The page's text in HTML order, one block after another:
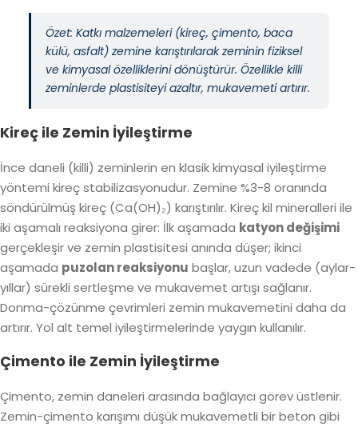
Özet: Katkı malzemeleri (kireç, çimento, baca
külü, asfalt) zemine karıştırılarak zeminin fiziksel
ve kimyasal özelliklerini dönüştürür. Özellikle killi
zeminlerde plastisiteyi azaltır, mukavemeti artırır.
Kireç ile Zemin İyileştirme
İnce daneli (killi) zeminlerin en klasik kimyasal iyileştirme
yöntemi kireç stabilizasyonudur. Zemine %3-8 oranında
söndürülmüş kireç (Ca(OH)₂) karıştırılır. Kireç kil mineralleri ile
iki aşamalı reaksiyona girer: İlk aşamada katyon değişimi
gerçekleşir ve zemin plastisitesi anında düşer; ikinci
aşamada puzolan reaksiyonu başlar, uzun vadede (aylar-
yıllar) sürekli sertleşme ve mukavemet artışı sağlanır.
Donma-çözünme çevrimleri zemin mukavemetini daha da
artırır. Yol alt temel iyileştirmelerinde yaygın kullanılır.
Çimento ile Zemin İyileştirme
Çimento, zemin daneleri arasında bağlayıcı görev üstlenir.
Zemin-çimento karışımı düşük mukavemetli bir beton gibi